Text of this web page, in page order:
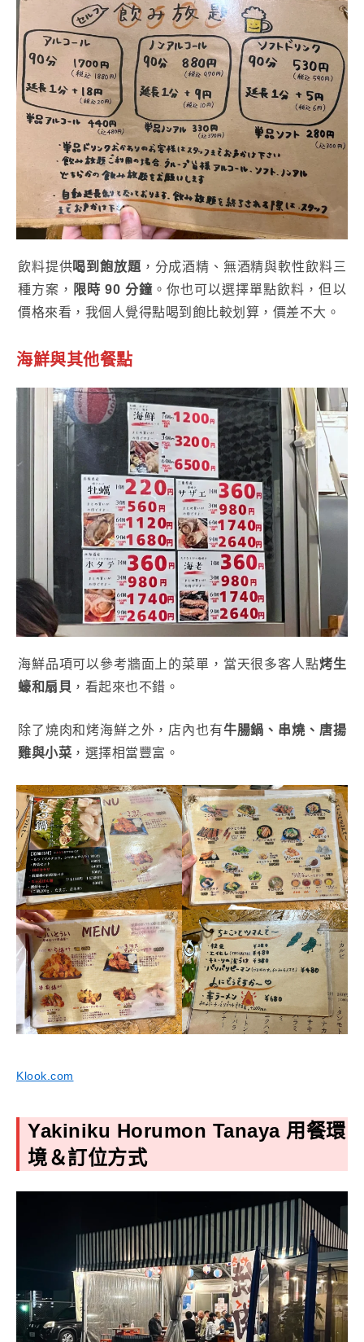
飲料提供喝到飽放題 ，分成酒精、無酒精與軟性飲料三
種方案， 限時 90 分鐘。你也可以選擇單點飲料，但以
價格來看，我個人覺得點喝到飽比較划算，價差不大。
海鮮與其他餐點
海鮮品項可以參考牆面上的菜單，當天很多客人點烤生
蠔和扇貝 ，看起來也不錯。
除了燒肉和烤海鮮之外，店內也有牛腸鍋、串燒、唐揚
雞與小菜 ，選擇相當豐富。
Klook.com
Yakiniku Horumon Tanaya用餐環
境＆訂位方式